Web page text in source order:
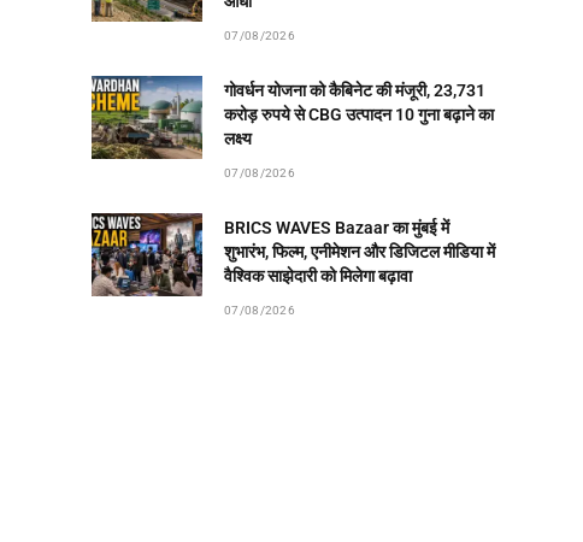
07/08/2026
गोवर्धन योजना को कैबिनेट की मंजूरी, 23,731
करोड़ रुपये से CBG उत्पादन 10 गुना बढ़ाने का
लक्ष्य
07/08/2026
BRICS WAVES Bazaar का मुंबई में
शुभारंभ, फिल्म, एनीमेशन और डिजिटल मीडिया में
वैश्विक साझेदारी को मिलेगा बढ़ावा
07/08/2026